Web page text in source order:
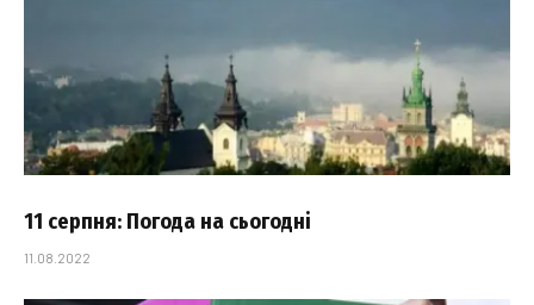
11 серпня: Погода на сьогодні
11.08.2022